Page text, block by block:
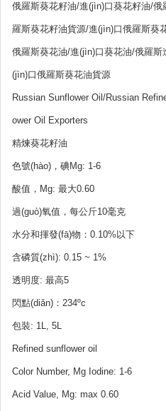
俄羅斯葵花籽油/進(jìn)口葵花籽油/
羅斯葵花籽油貨源/進(jìn)口俄羅斯葵
俄羅斯葵花油/進(jìn)口葵花油/俄羅
(jìn)口俄羅斯葵花油貨源
Russian Sunflower Oil/Russian
ower Oil Exporters
精煉葵花籽油
色號(hào)，碘Mg: 1-6
酸值，Mg: 最大0.60
過(guò)氧值，每公斤10毫克
水分和揮發(fā)物：0.10%以下
含磷質(zhì): 0.15 ~ 1%
透明度: 最高5
閃點(diǎn)：234ºc
包裝: 1L, 5L
Refined sunflower oil
Color Number, Mg Iodine: 1-6
Acid Value, Mg: max 0.60